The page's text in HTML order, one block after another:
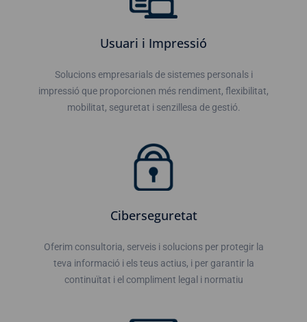
Usuari i Impressió
Solucions empresarials de sistemes personals i
impressió que proporcionen més rendiment, flexibilitat,
mobilitat, seguretat i senzillesa de gestió.
Ciberseguretat
Oferim consultoria, serveis i solucions per protegir la
teva informació i els teus actius, i per garantir la
continuïtat i el compliment legal i normatiu